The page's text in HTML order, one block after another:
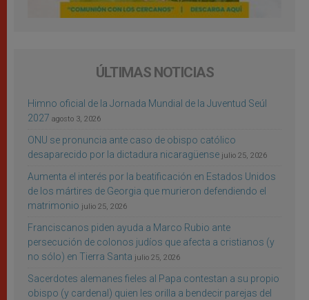
ÚLTIMAS NOTICIAS
Himno oficial de la Jornada Mundial de la Juventud Seúl
2027 agosto 3, 2026
ONU se pronuncia ante caso de obispo católico
desaparecido por la dictadura nicaragüense julio 25, 2026
Aumenta el interés por la beatificación en Estados Unidos
de los mártires de Georgia que murieron defendiendo el
matrimonio julio 25, 2026
Franciscanos piden ayuda a Marco Rubio ante
persecución de colonos judíos que afecta a cristianos (y
no sólo) en Tierra Santa julio 25, 2026
Sacerdotes alemanes fieles al Papa contestan a su propio
obispo (y cardenal) quien les orilla a bendecir parejas del